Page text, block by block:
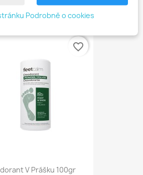
si koupili tento
také:
V Prášku 100gr
favorite_border
Podrobně o cookies